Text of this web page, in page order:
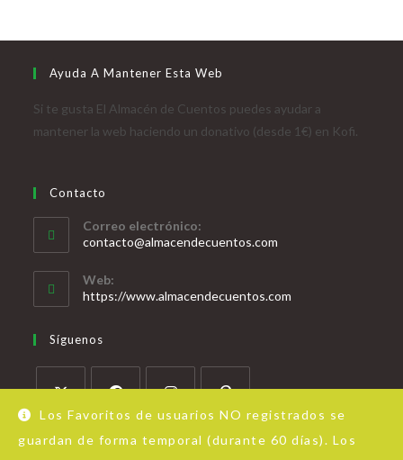
Los Favoritos de usuarios NO registrados se
guardan de forma temporal (durante 60 días). Los
Ayuda A Mantener Esta Web
Si te gusta El Almacén de Cuentos puedes ayudar a
mantener la web haciendo un donativo (desde 1€) en Kofi.
Contacto
Correo electrónico:
contacto@almacendecuentos.com
Web:
https://www.almacendecuentos.com
Síguenos